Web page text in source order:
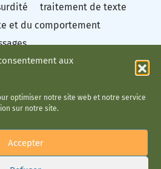
aux
optimiser notre site web et notre service
sur notre site.
Accepter
traitement de texte
et du comportement
Troubles dys